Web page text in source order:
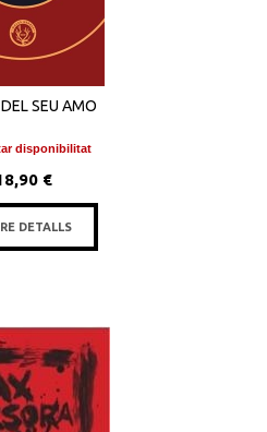
SEU AMO
disponibilitat
€
DETALLS